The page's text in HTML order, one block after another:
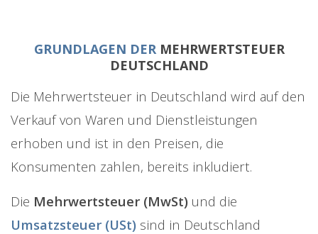
GRUNDLAGEN DER MEHRWERTSTEUER
DEUTSCHLAND
Die Mehrwertsteuer in Deutschland wird auf den
Verkauf von Waren und Dienstleistungen
erhoben und ist in den Preisen, die
Konsumenten zahlen, bereits inkludiert.
Die Mehrwertsteuer (MwSt) und die
Umsatzsteuer (USt) sind in Deutschland